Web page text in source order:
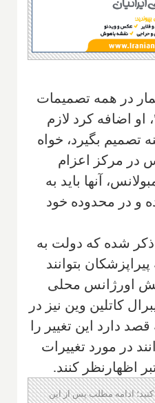
در همه تصمیمات
اضافه کرد لازم
تصمیم بگیرد، خواه
در مركز اعزام
آنها باید به
و در محدوده خود
ذکر شده که دولت به
بتوانند
اورژانس محلی
کاتلین وین نیز در
که قصد دارد این تغییر را
در مورد تغییرات
ادامه مطلب پس از این